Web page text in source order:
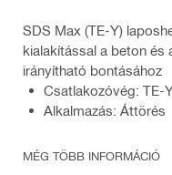
SDS Max (TE-Y)
kialakítással a beton és
irányítható bontásához
Csatlakozóvég: TE-
Alkalmazás: Áttörés
MÉG TÖBB INFORMÁCIÓ